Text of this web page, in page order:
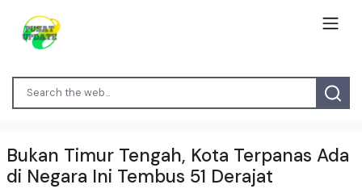
Bukan Timur Tengah, Kota Terpanas Ada
di Negara Ini Tembus 51 Derajat